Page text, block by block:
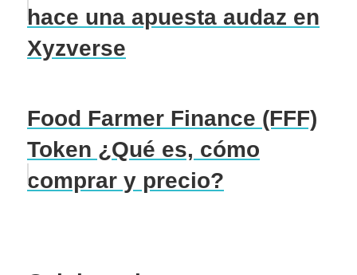
hace una apuesta audaz en
Xyzverse
Food Farmer Finance (FFF)
Token ¿Qué es, cómo
comprar y precio?